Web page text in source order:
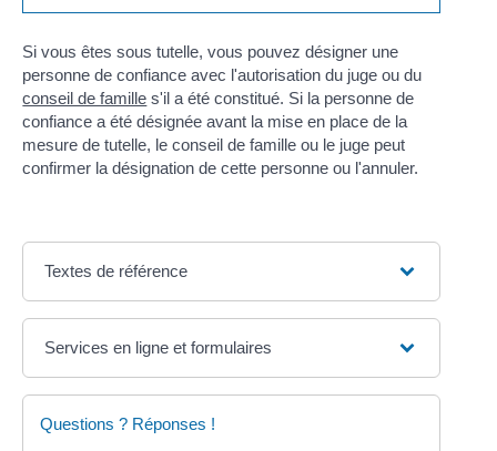
Si vous êtes sous tutelle, vous pouvez désigner une
personne de confiance avec l'autorisation du juge ou du
conseil de famille s'il a été constitué. Si la personne de
confiance a été désignée avant la mise en place de la
mesure de tutelle, le conseil de famille ou le juge peut
confirmer la désignation de cette personne ou l'annuler.
Textes de référence
Services en ligne et formulaires
Questions ? Réponses !